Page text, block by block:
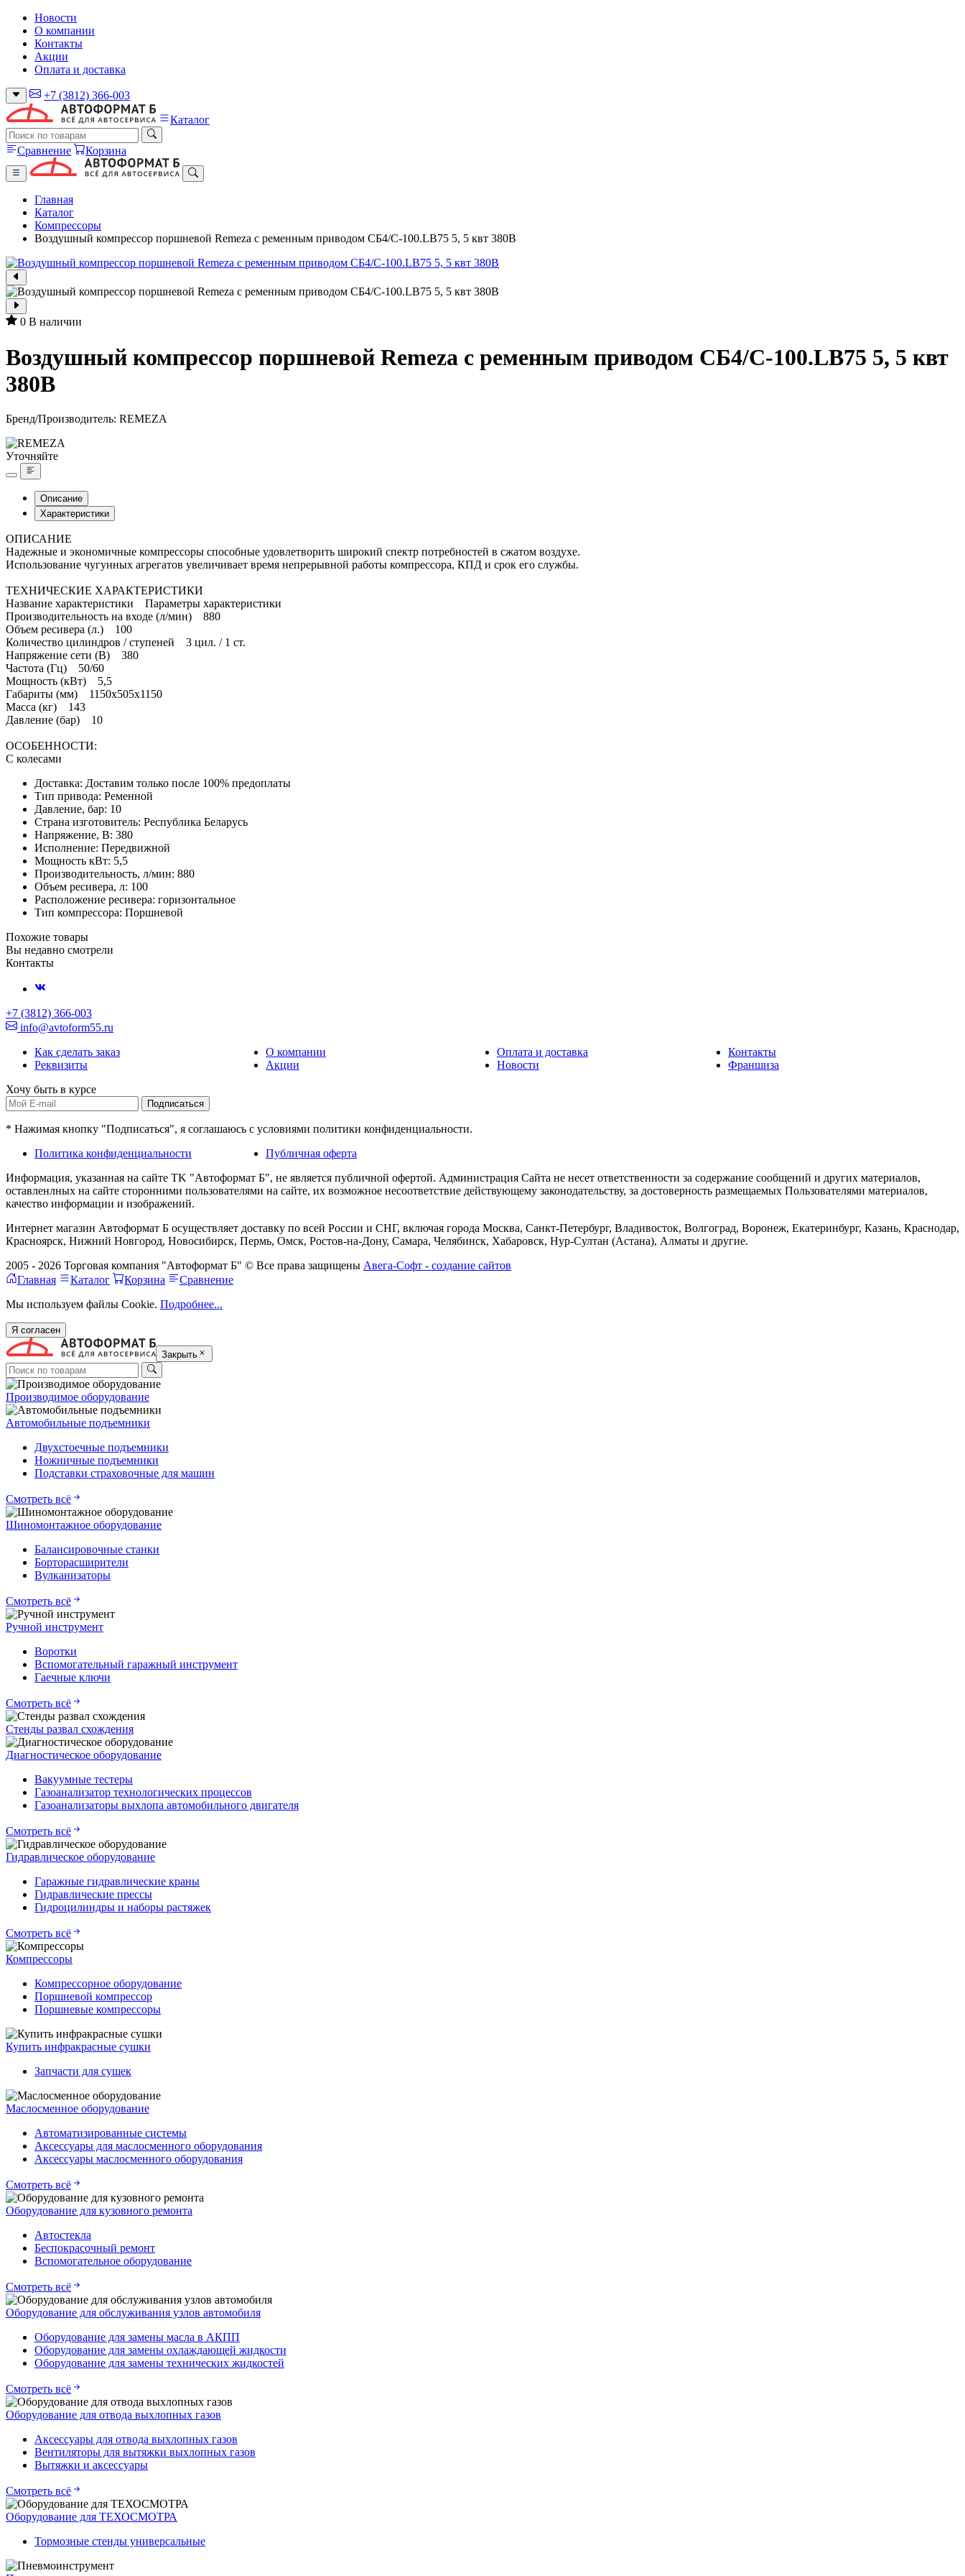
Новости
О компании
Контакты
Акции
Оплата и доставка
+7 (3812) 366-003
Каталог
Сравнение Корзина
Главная
Каталог
Компрессоры
Воздушный компрессор поршневой Remeza с ременным приводом СБ4/С-100.LB75 5, 5 квт 380В
0 В наличии
Воздушный компрессор поршневой Remeza с ременным приводом СБ4/С-100.LB75 5, 5 квт
380В
Бренд/Производитель: REMEZA
Уточняйте
Описание
Характеристики
ОПИСАНИЕ
Надежные и экономичные компрессоры способные удовлетворить широкий спектр потребностей в сжатом воздухе.
Использование чугунных агрегатов увеличивает время непрерывной работы компрессора, КПД и срок его службы.
ТЕХНИЧЕСКИЕ ХАРАКТЕРИСТИКИ
Название характеристики Параметры характеристики
Производительность на входе (л/мин) 880
Объем ресивера (л.) 100
Количество цилиндров / ступеней 3 цил. / 1 ст.
Напряжение сети (В) 380
Частота (Гц) 50/60
Мощность (кВт) 5,5
Габариты (мм) 1150x505x1150
Масса (кг) 143
Давление (бар) 10
ОСОБЕННОСТИ:
С колесами
Доставка: Доставим только после 100% предоплаты
Тип привода: Ременной
Давление, бар: 10
Страна изготовитель: Республика Беларусь
Напряжение, В: 380
Исполнение: Передвижной
Мощность кВт: 5,5
Производительность, л/мин: 880
Объем ресивера, л: 100
Расположение ресивера: горизонтальное
Тип компрессора: Поршневой
Похожие товары
Вы недавно смотрели
Контакты
+7 (3812) 366-003
info@avtoform55.ru
Как сделать заказ
О компании Оплата и доставка
Контакты
Реквизиты
Акции Новости
Франшиза
Хочу быть в курсе
Подписаться
* Нажимая кнопку "Подписаться", я соглашаюсь с условиями политики конфиденциальности.
Политика конфиденциальности
Публичная оферта
Информация, указанная на сайте TK "Автоформат Б", не является публичной офертой. Администрация Сайта не несет ответственности за содержание сообщений и других материалов,
оставленлных на сайте сторонними пользователями на сайте, их возможное несоответствие действующему законодательству, за достоверность размещаемых Пользователями материалов,
качество информации и изображений.
Интернет магазин Автоформат Б осуществляет доставку по всей России и СНГ, включая города Москва, Санкт-Петербург, Владивосток, Волгоград, Воронеж, Екатеринбург, Казань, Краснодар,
Красноярск, Нижний Новгород, Новосибирск, Пермь, Омск, Ростов-на-Дону, Самара, Челябинск, Хабаровск, Нур-Султан (Астана), Алматы и другие.
2005 - 2026 Торговая компания "Автоформат Б" © Все права защищены Авега-Софт - создание сайтов
Главная
Каталог Корзина
Сравнение
Мы используем файлы Cookie. Подробнее...
Я согласен
Закрыть
Производимое оборудование
Автомобильные подъемники
Двухстоечные подъемники
Ножничные подъемники
Подставки страховочные для машин
Смотреть всё
Шиномонтажное оборудование
Балансировочные станки
Борторасширители
Вулканизаторы
Смотреть всё
Ручной инструмент
Воротки
Вспомогательный гаражный инструмент
Гаечные ключи
Смотреть всё
Стенды развал схождения
Диагностическое оборудование
Вакуумные тестеры
Газоанализатор технологических процессов
Газоанализаторы выхлопа автомобильного двигателя
Смотреть всё
Гидравлическое оборудование
Гаражные гидравлические краны
Гидравлические прессы
Гидроцилиндры и наборы растяжек
Смотреть всё
Компрессоры
Компрессорное оборудование
Поршневой компрессор
Поршневые компрессоры
Купить инфракрасные сушки
Запчасти для сушек
Маслосменное оборудование
Автоматизированные системы
Аксессуары для маслосменного оборудования
Аксессуары маслосменного оборудования
Смотреть всё
Оборудование для кузовного ремонта
Автостекла
Беспокрасочный ремонт
Вспомогательное оборудование
Смотреть всё
Оборудование для обслуживания узлов автомобиля
Оборудование для замены масла в АКПП
Оборудование для замены охлаждающей жидкости
Оборудование для замены технических жидкостей
Смотреть всё
Оборудование для отвода выхлопных газов
Аксессуары для отвода выхлопных газов
Вентиляторы для вытяжки выхлопных газов
Вытяжки и аксессуары
Смотреть всё
Оборудование для ТЕХОСМОТРА
Тормозные стенды универсальные